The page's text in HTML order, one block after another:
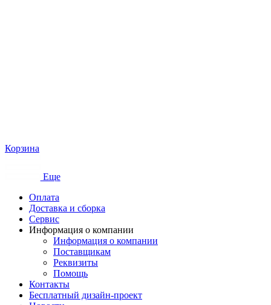
Корзина
Еще
Оплата
Доставка и сборка
Сервис
Информация о компании
Информация о компании
Поставщикам
Реквизиты
Помощь
Контакты
Бесплатный дизайн-проект